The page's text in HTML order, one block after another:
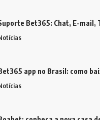
Bet365: Chat, E-mail,
app no Brasil: como